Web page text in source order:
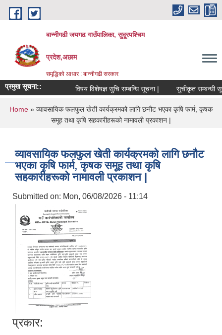
Skip to main content
बान्नीगढी जयगढ गाउँपालिका, सुदूरपश्चिम
प्रदेश,अछाम
समृद्धिको आधार : बान्नीगढी सरकार
प्रमुख सूचना:: विषय विशेषज्ञ सुचि सम्बन्धि सूचना | सुचीकृत सम्बन्धी
You are here
Home » व्यावसायिक फलफुल खेती कार्यक्रमको लागि छनौट भएका कृषि फार्म, कृषक
समूह तथा कृषि सहकारीहरूको नामावली प्रकाशन |
व्यावसायिक फलफुल खेती कार्यक्रमको लागि छनौट
भएका कृषि फार्म, कृषक समूह तथा कृषि
सहकारीहरूको नामावली प्रकाशन |
Submitted on: Mon, 06/08/2026 - 11:14
प्रकार: